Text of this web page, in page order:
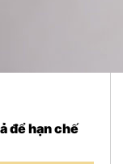
để hạn chế